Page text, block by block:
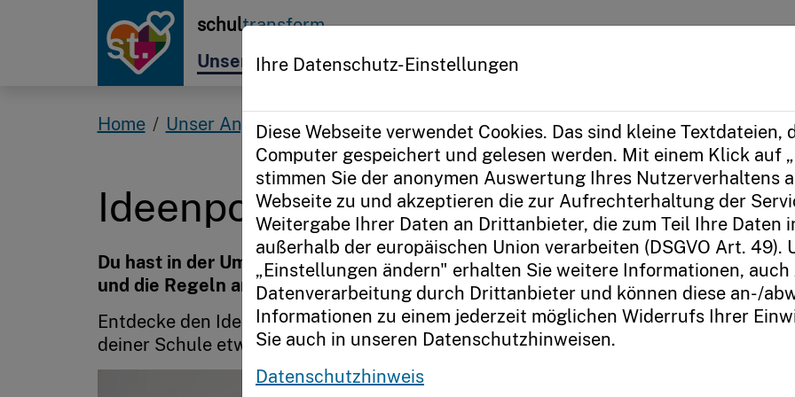
Zur Startseite
schultransform
Unser Angebot
Im Fokus Das Prinzip
Home Unser Angebot Für Schüler:innen Ideenpool berufliche Schulen
Ideenpool berufliche Schule
Du hast in der Umfrage für Schülerinnen und Schüler gezeigt, wie du das
und die Regeln an deiner Schule findest.
Entdecke den Ideenpool. Hier findest du verschiedene Ideen. Damit kannst du
deiner Schule etwas zu verändern.
Ihre Datenschutz-Einstellungen
Diese Webseite verwendet Cookies. Das sind kleine Textdateien,
Computer gespeichert und gelesen werden. Mit einem Klick auf
stimmen Sie der anonymen Auswertung Ihres Nutzerverhaltens
Webseite zu und akzeptieren die zur Aufrechterhaltung der
Weitergabe Ihrer Daten an Drittanbieter, die zum Teil Ihre Daten
außerhalb der europäischen Union verarbeiten (DSGVO Art. 49).
„Einstellungen ändern" erhalten Sie weitere Informationen, auch
Datenverarbeitung durch Drittanbieter und können diese an-/
Informationen zu einem jederzeit möglichen Widerrufs Ihrer
Sie auch in unseren Datenschutzhinweisen.
Datenschutzhinweis